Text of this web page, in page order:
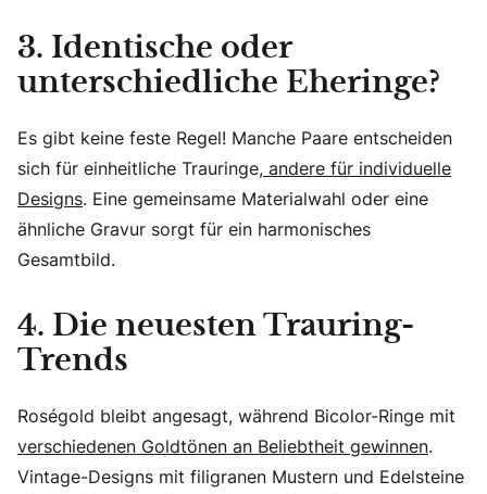
3. Identische oder
unterschiedliche Eheringe?
Es gibt keine feste Regel! Manche Paare entscheiden
sich für einheitliche Trauringe, andere für individuelle
Designs. Eine gemeinsame Materialwahl oder eine
ähnliche Gravur sorgt für ein harmonisches
Gesamtbild.
4. Die neuesten Trauring-
Trends
Roségold bleibt angesagt, während Bicolor-Ringe mit
verschiedenen Goldtönen an Beliebtheit gewinnen.
Vintage-Designs mit filigranen Mustern und Edelsteine